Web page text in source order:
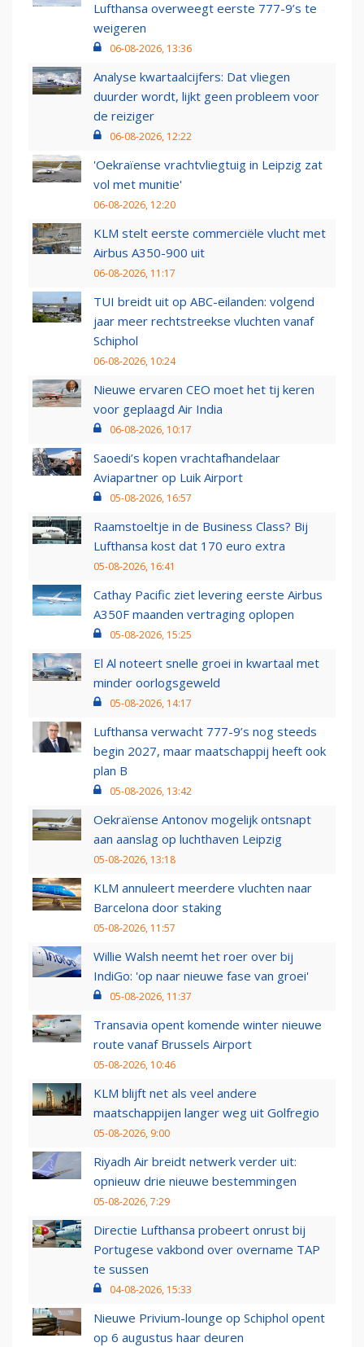
Lufthansa overweegt eerste 777-9’s te
weigeren
06-08-2026, 13:36
Analyse kwartaalcijfers: Dat vliegen
duurder wordt, lijkt geen probleem voor
de reiziger
06-08-2026, 12:22
'Oekraïense vrachtvliegtuig in Leipzig zat
vol met munitie'
06-08-2026, 12:20
KLM stelt eerste commerciële vlucht met
Airbus A350-900 uit
06-08-2026, 11:17
TUI breidt uit op ABC-eilanden: volgend
jaar meer rechtstreekse vluchten vanaf
Schiphol
06-08-2026, 10:24
Nieuwe ervaren CEO moet het tij keren
voor geplaagd Air India
06-08-2026, 10:17
Saoedi’s kopen vrachtafhandelaar
Aviapartner op Luik Airport
05-08-2026, 16:57
Raamstoeltje in de Business Class? Bij
Lufthansa kost dat 170 euro extra
05-08-2026, 16:41
Cathay Pacific ziet levering eerste Airbus
A350F maanden vertraging oplopen
05-08-2026, 15:25
El Al noteert snelle groei in kwartaal met
minder oorlogsgeweld
05-08-2026, 14:17
Lufthansa verwacht 777-9’s nog steeds
begin 2027, maar maatschappij heeft ook
plan B
05-08-2026, 13:42
Oekraïense Antonov mogelijk ontsnapt
aan aanslag op luchthaven Leipzig
05-08-2026, 13:18
KLM annuleert meerdere vluchten naar
Barcelona door staking
05-08-2026, 11:57
Willie Walsh neemt het roer over bij
IndiGo: 'op naar nieuwe fase van groei'
05-08-2026, 11:37
Transavia opent komende winter nieuwe
route vanaf Brussels Airport
05-08-2026, 10:46
KLM blijft net als veel andere
maatschappijen langer weg uit Golfregio
05-08-2026, 9:00
Riyadh Air breidt netwerk verder uit:
opnieuw drie nieuwe bestemmingen
05-08-2026, 7:29
Directie Lufthansa probeert onrust bij
Portugese vakbond over overname TAP
te sussen
04-08-2026, 15:33
Nieuwe Privium-lounge op Schiphol opent
op 6 augustus haar deuren